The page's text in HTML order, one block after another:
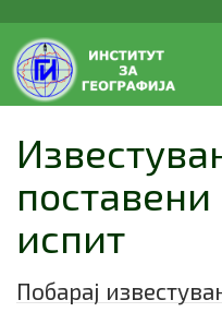
поставени
испит
Побарај